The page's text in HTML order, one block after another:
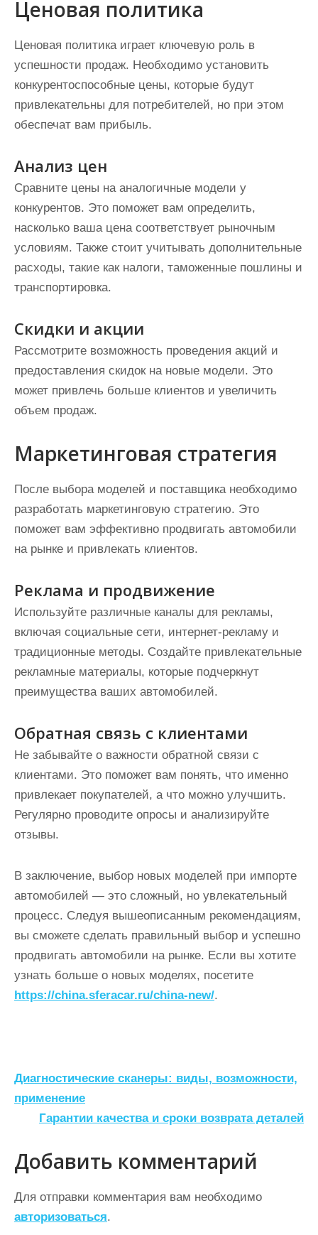
Ценовая политика
Ценовая политика играет ключевую роль в
успешности продаж. Необходимо установить
конкурентоспособные цены, которые будут
привлекательны для потребителей, но при этом
обеспечат вам прибыль.
Анализ цен
Сравните цены на аналогичные модели у
конкурентов. Это поможет вам определить,
насколько ваша цена соответствует рыночным
условиям. Также стоит учитывать дополнительные
расходы, такие как налоги, таможенные пошлины и
транспортировка.
Скидки и акции
Рассмотрите возможность проведения акций и
предоставления скидок на новые модели. Это
может привлечь больше клиентов и увеличить
объем продаж.
Маркетинговая стратегия
После выбора моделей и поставщика необходимо
разработать маркетинговую стратегию. Это
поможет вам эффективно продвигать автомобили
на рынке и привлекать клиентов.
Реклама и продвижение
Используйте различные каналы для рекламы,
включая социальные сети, интернет-рекламу и
традиционные методы. Создайте привлекательные
рекламные материалы, которые подчеркнут
преимущества ваших автомобилей.
Обратная связь с клиентами
Не забывайте о важности обратной связи с
клиентами. Это поможет вам понять, что именно
привлекает покупателей, а что можно улучшить.
Регулярно проводите опросы и анализируйте
отзывы.
В заключение, выбор новых моделей при импорте
автомобилей — это сложный, но увлекательный
процесс. Следуя вышеописанным рекомендациям,
вы сможете сделать правильный выбор и успешно
продвигать автомобили на рынке. Если вы хотите
узнать больше о новых моделях, посетите
https://china.sferacar.ru/china-new/.
Н
а
и
г
а
ц
Диагностические сканеры: виды, возможности,
применение
Гарантии качества и сроки возврата деталей
Добавить комментарий
Для отправки комментария вам необходимо
авторизоваться.